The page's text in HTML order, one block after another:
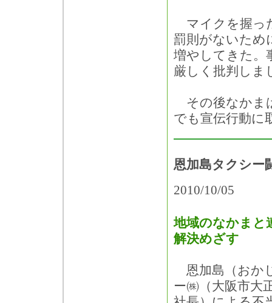
マイクを握っ
罰則がないため
増やしてきた。
厳しく批判しま
その後なかま
でも宣伝行動に
恩加島タクシー
2010/10/05
地域のなかまと
解決めざす
恩加島（おか
ー㈱（大阪市大